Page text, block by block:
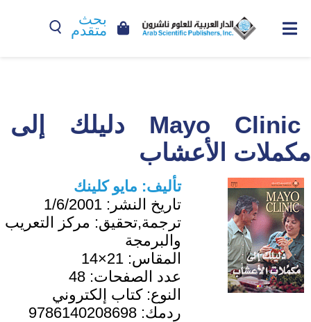
بحث
متقدم
Mayo Clinic دليلك إلى
مكملات الأعشاب
تأليف: مايو كلينك
تاريخ النشر: 1/6/2001
ترجمة,تحقيق: مركز التعريب
والبرمجة
المقاس: 21×14
عدد الصفحات: 48
النوع:كتاب إلكتروني
ردمك: 9786140208698